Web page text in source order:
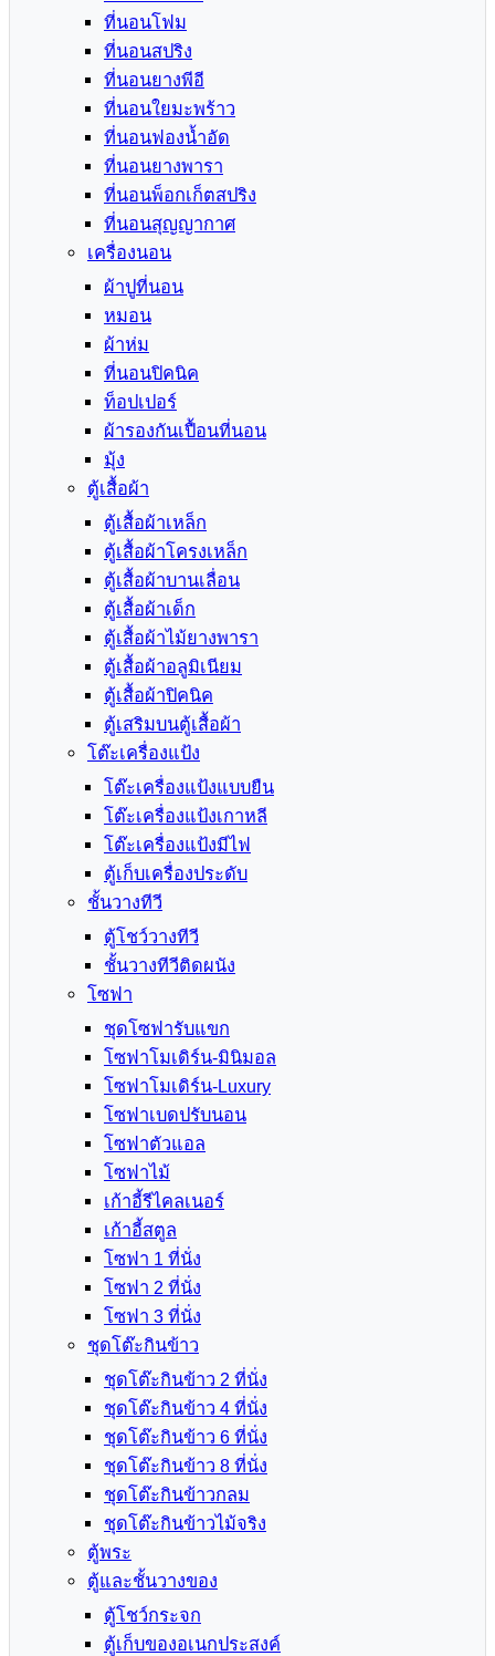
ที่นอนโฟม
ที่นอนสปริง
ที่นอนยางพีอี
ที่นอนใยมะพร้าว
ที่นอนฟองน้ำอัด
ที่นอนยางพารา
ที่นอนพ็อกเก็ตสปริง
ที่นอนสุญญากาศ
เครื่องนอน
ผ้าปูที่นอน
หมอน
ผ้าห่ม
ที่นอนปิคนิค
ท็อปเปอร์
ผ้ารองกันเปื้อนที่นอน
มุ้ง
ตู้เสื้อผ้า
ตู้เสื้อผ้าเหล็ก
ตู้เสื้อผ้าโครงเหล็ก
ตู้เสื้อผ้าบานเลื่อน
ตู้เสื้อผ้าเด็ก
ตู้เสื้อผ้าไม้ยางพารา
ตู้เสื้อผ้าอลูมิเนียม
ตู้เสื้อผ้าปิคนิค
ตู้เสริมบนตู้เสื้อผ้า
โต๊ะเครื่องแป้ง
โต๊ะเครื่องแป้งแบบยืน
โต๊ะเครื่องแป้งเกาหลี
โต๊ะเครื่องแป้งมีไฟ
ตู้เก็บเครื่องประดับ
ชั้นวางทีวี
ตู้โชว์วางทีวี
ชั้นวางทีวีติดผนัง
โซฟา
ชุดโซฟารับแขก
โซฟาโมเดิร์น-มินิมอล
โซฟาโมเดิร์น-Luxury
โซฟาเบดปรับนอน
โซฟาตัวแอล
โซฟาไม้
เก้าอี้รีไคลเนอร์
เก้าอี้สตูล
โซฟา 1 ที่นั่ง
โซฟา 2 ที่นั่ง
โซฟา 3 ที่นั่ง
ชุดโต๊ะกินข้าว
ชุดโต๊ะกินข้าว 2 ที่นั่ง
ชุดโต๊ะกินข้าว 4 ที่นั่ง
ชุดโต๊ะกินข้าว 6 ที่นั่ง
ชุดโต๊ะกินข้าว 8 ที่นั่ง
ชุดโต๊ะกินข้าวกลม
ชุดโต๊ะกินข้าวไม้จริง
ตู้พระ
ตู้และชั้นวางของ
ตู้โชว์กระจก
ตู้เก็บของอเนกประสงค์